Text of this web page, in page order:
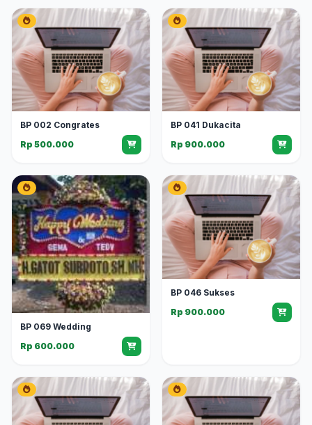
BP 002 Congrates
Rp 500.000
BP 041 Dukacita
Rp 900.000
BP 069 Wedding
Rp 600.000
BP 046 Sukses
Rp 900.000